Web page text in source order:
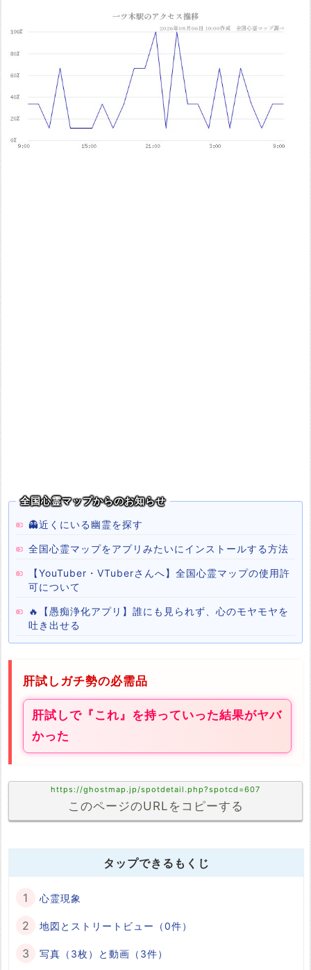
全国心霊マップからのお知らせ
👻近くにいる幽霊を探す
全国心霊マップをアプリみたいにインストールする方法
【YouTuber・VTuberさんへ】全国心霊マップの使用許
可について
🔥【愚痴浄化アプリ】誰にも見られず、心のモヤモヤを
吐き出せる
肝試しガチ勢の必需品
肝試しで『これ』を持っていった結果がヤバ
かった
https://ghostmap.jp/spotdetail.php?spotcd=607
このページのURLをコピーする
タップできるもくじ
心霊現象
地図とストリートビュー（0件）
写真（3枚）と動画（3件）